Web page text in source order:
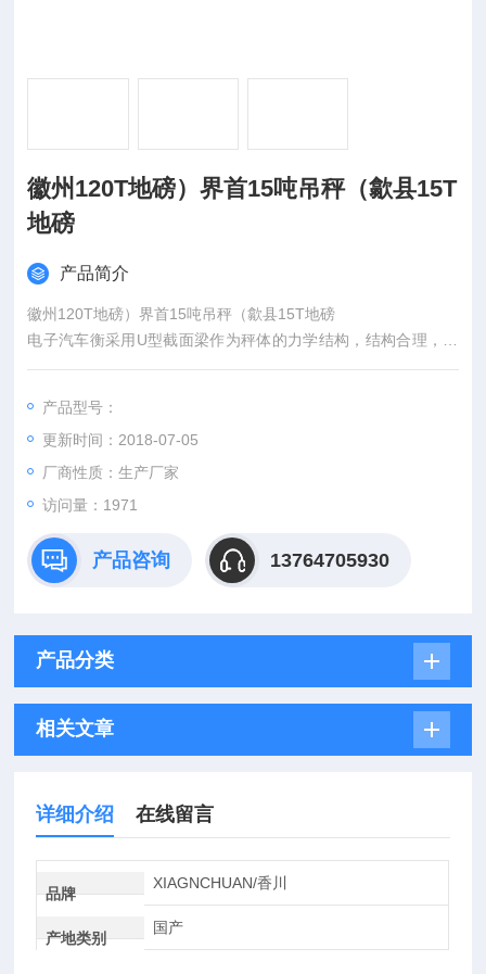
徽州120T地磅）界首15吨吊秤（歙县15T
地磅
产品简介
徽州120T地磅）界首15吨吊秤（歙县15T地磅
电子汽车衡采用U型截面梁作为秤体的力学结构，结构合理，用
料省，刚性强。焊接采用二氧化碳保焊连续焊缝，型腔全密封，
产品型号：
更新时间：2018-07-05
厂商性质：生产厂家
访问量：1971
产品咨询 13764705930
产品分类
相关文章
详细介绍 在线留言
品牌
XIAGNCHUAN/香川
产地类别
国产